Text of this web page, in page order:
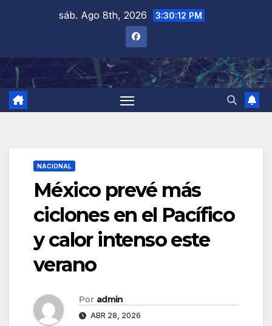
sáb. Ago 8th, 2026 3:30:13 PM
NACIONAL
México prevé más
ciclones en el Pacífico
y calor intenso este
verano
Por admin
ABR 28, 2026